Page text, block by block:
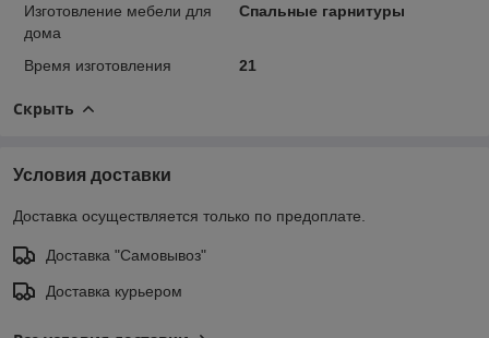
Изготовление мебели для
дома
Спальные гарнитуры
Время изготовления 21
Скрыть
Условия доставки
Доставка осуществляется только по предоплате.
Доставка "Самовывоз"
Доставка курьером